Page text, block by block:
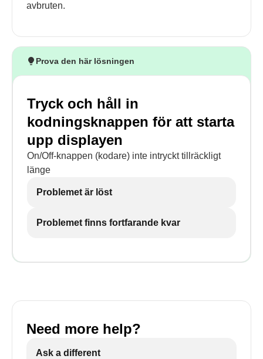
avbruten.
Prova den här lösningen
Tryck och håll in
kodningsknappen för att starta
upp displayen
On/Off-knappen (kodare) inte intryckt tillräckligt
länge
Problemet är löst
Problemet finns fortfarande kvar
Need more help?
Ask a different